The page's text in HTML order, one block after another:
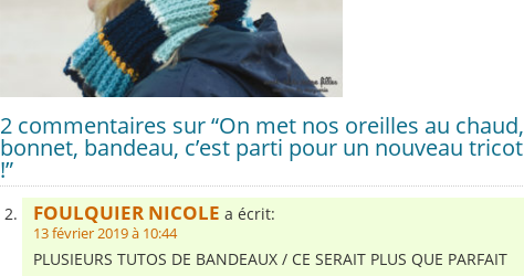
2 commentaires sur “On met nos oreilles au chaud,
bonnet, bandeau, c’est parti pour un nouveau tricot
!”
FOULQUIER NICOLE a écrit:
13 février 2019 à 10:44
PLUSIEURS TUTOS DE BANDEAUX / CE SERAIT PLUS QUE PARFAIT